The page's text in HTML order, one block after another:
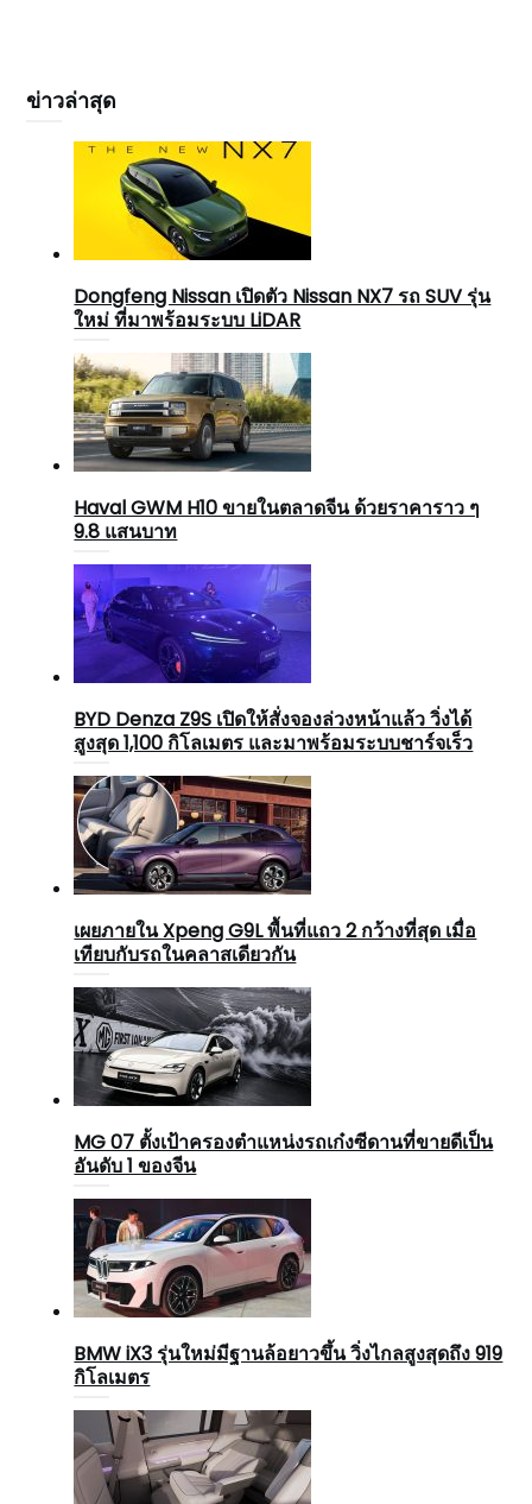
ข่าวล่าสุด
Dongfeng Nissan เปิดตัว Nissan NX7 รถ SUV รุ่น
ใหม่ ที่มาพร้อมระบบ LiDAR
Haval GWM H10 ขายในตลาดจีน ด้วยราคาราว ๆ
9.8 แสนบาท
BYD Denza Z9S เปิดให้สั่งจองล่วงหน้าแล้ว วิ่งได้
สูงสุด 1,100 กิโลเมตร และมาพร้อมระบบชาร์จเร็ว
เผยภายใน Xpeng G9L พื้นที่แถว 2 กว้างที่สุด เมื่อ
เทียบกับรถในคลาสเดียวกัน
MG 07 ตั้งเป้าครองตำแหน่งรถเก๋งซีดานที่ขายดีเป็น
อันดับ 1 ของจีน
BMW iX3 รุ่นใหม่มีฐานล้อยาวขึ้น วิ่งไกลสูงสุดถึง 919
กิโลเมตร